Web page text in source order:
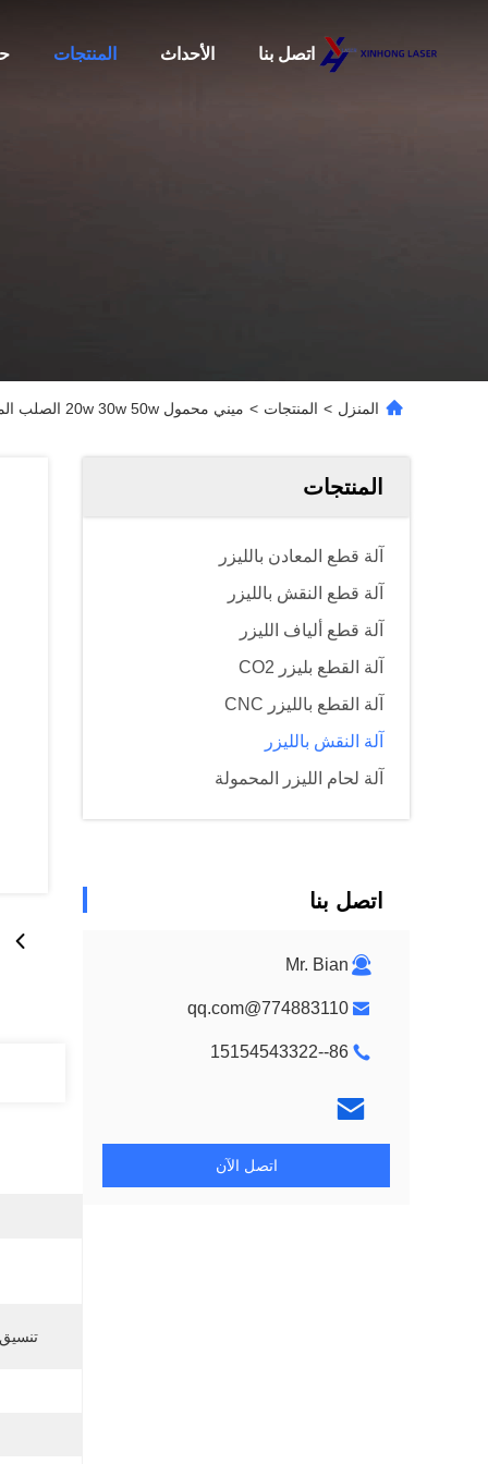
المنتجات الأحداث اتصل بنا
المنزل > المنتجات > ميني محمول 20w 30w 50w الصلب المعدن البلاستيك ريكوس ألياف ليزر آلة العلامة مع الدوار
المنتجات
آلة قطع المعادن بالليزر
آلة قطع النقش بالليزر
آلة قطع ألياف الليزر
آلة القطع بليزر CO2
آلة القطع بالليزر CNC
آلة النقش بالليزر
آلة لحام الليزر المحمولة
اتصل بنا
Mr. Bian
774883110@qq.com
86--15154543322
اتصل الآن